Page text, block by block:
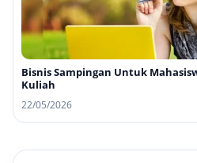
Bisnis Sampingan Untuk
Kuliah
22/05/2026